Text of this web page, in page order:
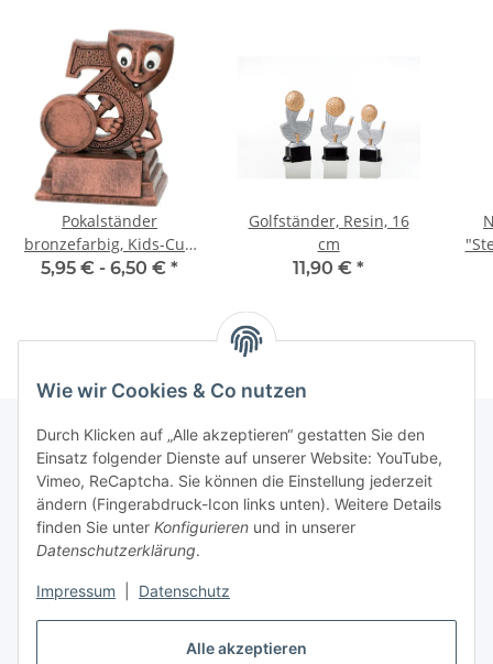
Alle akzeptieren
Wie wir Cookies & Co nutzen
Durch Klicken auf „Alle akzeptieren“ gestatten Sie den
Einsatz folgender Dienste auf unserer Website: YouTube,
Vimeo, ReCaptcha. Sie können die Einstellung jederzeit
ändern (Fingerabdruck-Icon links unten). Weitere Details
finden Sie unter Konfigurieren und in unserer
Datenschutzerklärung.
Impressum Datenschutz
Pokalständer
bronzefarbig, Kids-Cup
3.Platz, 9,5 cm hoch
5,95 € - 6,50 € *
Golfständer, Resin, 16
cm
11,90 € *
Informationen
Gesetzliche Informationen